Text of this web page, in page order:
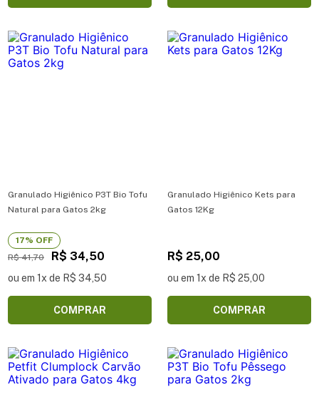
Granulado Higiênico P3T Bio Tofu
Natural para Gatos 2kg
17% OFF
R$ 41,70
R$ 34,50
ou em 1x de R$ 34,50
COMPRAR
Granulado Higiênico Kets para
Gatos 12Kg
R$ 25,00
ou em 1x de R$ 25,00
COMPRAR